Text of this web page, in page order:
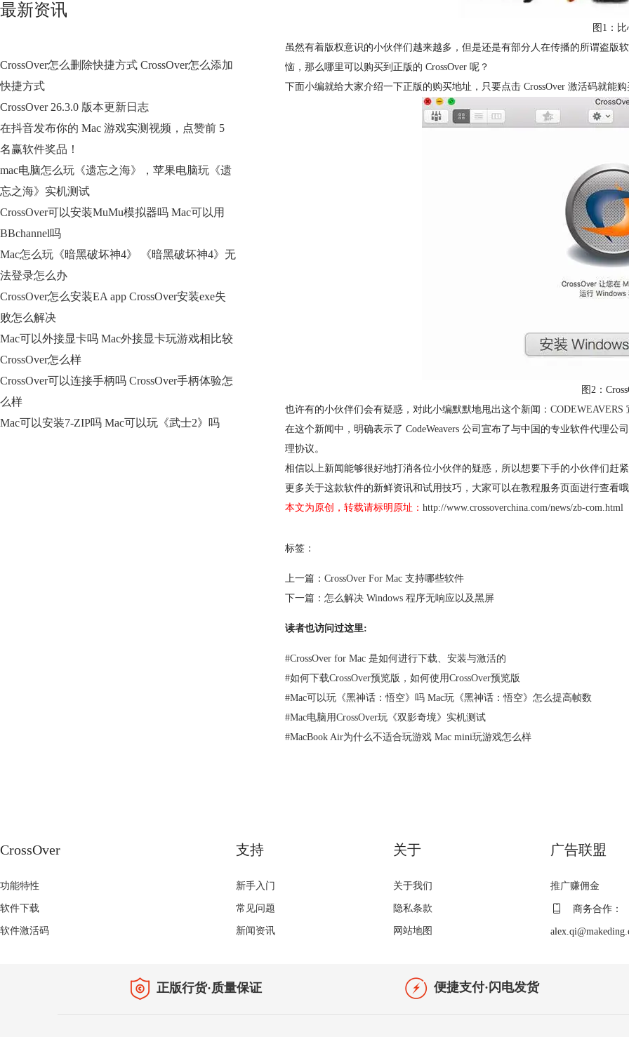
最新资讯
CrossOver怎么删除快捷方式 CrossOver怎么添加
快捷方式
CrossOver 26.3.0 版本更新日志
在抖音发布你的 Mac 游戏实测视频，点赞前 5
名赢软件奖品！
mac电脑怎么玩《遗忘之海》，苹果电脑玩《遗
忘之海》实机测试
CrossOver可以安装MuMu模拟器吗 Mac可以用
BBchannel吗
Mac怎么玩《暗黑破坏神4》 《暗黑破坏神4》无
法登录怎么办
CrossOver怎么安装EA app CrossOver安装exe失
败怎么解决
Mac可以外接显卡吗 Mac外接显卡玩游戏相比较
CrossOver怎么样
CrossOver可以连接手柄吗 CrossOver手柄体验怎
么样
Mac可以安装7-ZIP吗 Mac可以玩《武士2》吗
图1：比
虽然有着版权意识的小伙伴们越来越多，但是还是有部分人在传播的所谓盗版
恼，那么哪里可以购买到正版的 CrossOver 呢？
下面小编就给大家介绍一下正版的购买地址，只要点击 CrossOver 激活码就能
图2：
也许有的小伙伴们会有疑惑，对此小编默默地甩出这个新闻：
在这个新闻中，明确表示了 CodeWeavers 公司宣布了与中国的专业软件代理
理协议。
相信以上新闻能够很好地打消各位小伙伴的疑惑，所以想要下手的小伙伴们赶
更多关于这款软件的新鲜资讯和试用技巧，大家可以在教程服务页面进行查看
本文为原创，转载请标明原址： http://www.crossoverchina.com/news/zb-com.html
标签：
上一篇： CrossOver For Mac 支持哪些软件
下一篇： 怎么解决 Windows 程序无响应以及黑屏
读者也访问过这里:
#CrossOver for Mac 是如何进行下载、安装与激活的
#如何下载CrossOver预览版，如何使用CrossOver预览版
#Mac可以玩《黑神话：悟空》吗 Mac玩《黑神话：悟空》怎么提高帧数
#Mac电脑用CrossOver玩《双影奇境》实机测试
#MacBook Air为什么不适合玩游戏 Mac mini玩游戏怎么样
CrossOver
功能特性
软件下载
软件激活码
支持
新手入门
常见问题
新闻资讯
关于
关于我们
隐私条款
网站地图
广告联盟
推广赚佣金
商务合作：
正版行货·质量保证 便捷支付·闪电发货